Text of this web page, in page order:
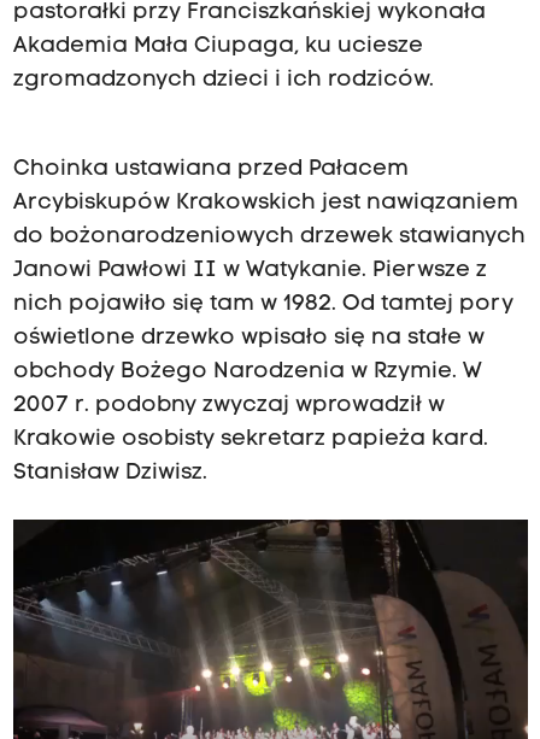
pastorałki przy Franciszkańskiej wykonała
Akademia Mała Ciupaga, ku uciesze
zgromadzonych dzieci i ich rodziców.
Choinka ustawiana przed Pałacem
Arcybiskupów Krakowskich jest nawiązaniem
do bożonarodzeniowych drzewek stawianych
Janowi Pawłowi II w Watykanie. Pierwsze z
nich pojawiło się tam w 1982. Od tamtej pory
oświetlone drzewko wpisało się na stałe w
obchody Bożego Narodzenia w Rzymie. W
2007 r. podobny zwyczaj wprowadził w
Krakowie osobisty sekretarz papieża kard.
Stanisław Dziwisz.